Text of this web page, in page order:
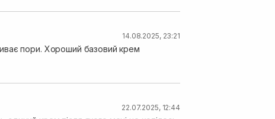
14.08.2025, 23:21
пори. Хороший базовий крем
22.07.2025, 12:44